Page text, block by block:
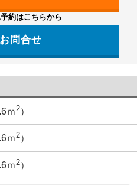
約はこちらから
問合せ
ｍ2）
ｍ2）
ｍ 2）